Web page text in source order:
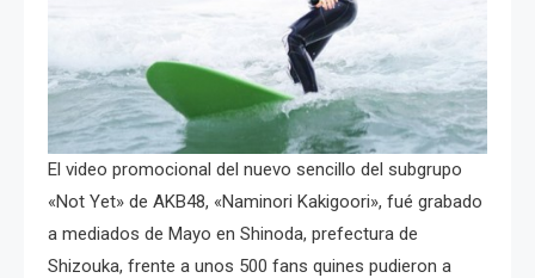
El video promocional del nuevo sencillo del subgrupo
«Not Yet» de AKB48, «Naminori Kakigoori», fué grabado
a mediados de Mayo en Shinoda, prefectura de
Shizouka, frente a unos 500 fans quines pudieron a